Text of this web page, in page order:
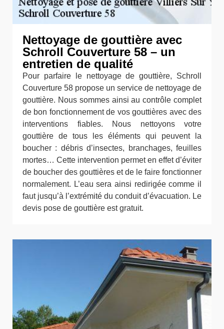
Nettoyage de gouttière avec
Schroll Couverture 58 – un
entretien de qualité
Pour parfaire le nettoyage de gouttière, Schroll
Couverture 58 propose un service de nettoyage de
gouttière. Nous sommes ainsi au contrôle complet
de bon fonctionnement de vos gouttières avec des
interventions fiables. Nous nettoyons votre
gouttière de tous les éléments qui peuvent la
boucher : débris d’insectes, branchages, feuilles
mortes… Cette intervention permet en effet d’éviter
de boucher des gouttières et de le faire fonctionner
normalement. L’eau sera ainsi redirigée comme il
faut jusqu’à l’extrémité du conduit d’évacuation. Le
devis pose de gouttière est gratuit.